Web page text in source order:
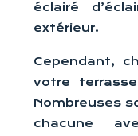
éclairé
extérieur.
Cependant,
votre
Nombreuses
chacune